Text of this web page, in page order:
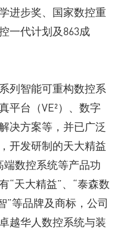
进步奖、国家数控重
一代计划及863成
列智能可重构数控系
平台（VE²）、数字
决方案等，并已广泛
开发研制的天大精益
端数控系统等产品功
“天大精益”、“泰森数
”等品牌及商标，公司
越华人数控系统与装